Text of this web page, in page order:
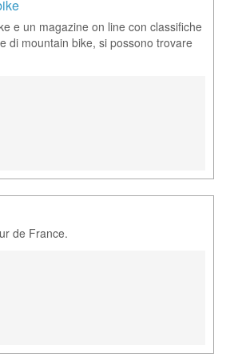
e un magazine on line con classifiche
di mountain bike, si possono trovare
de France.